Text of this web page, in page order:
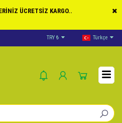
ÜCRETSİZ KARGO..
TRY ₺ Türkçe